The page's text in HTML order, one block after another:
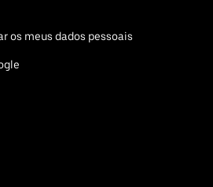
os meus dados pessoais